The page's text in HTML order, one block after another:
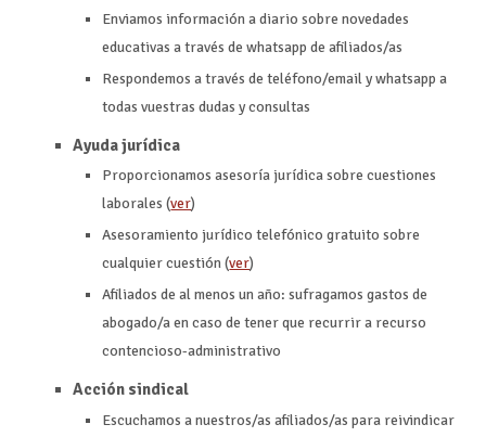
Enviamos información a diario sobre novedades
educativas a través de whatsapp de afiliados/as
Respondemos a través de teléfono/email y whatsapp a
todas vuestras dudas y consultas
Ayuda jurídica
Proporcionamos asesoría jurídica sobre cuestiones
laborales (ver)
Asesoramiento jurídico telefónico gratuito sobre
cualquier cuestión (ver)
Afiliados de al menos un año: sufragamos gastos de
abogado/a en caso de tener que recurrir a recurso
contencioso-administrativo
Acción sindical
Escuchamos a nuestros/as afiliados/as para reivindicar